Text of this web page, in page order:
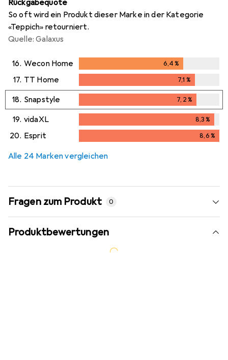
Rückgabequote
So oft wird ein Produkt dieser Marke in der Kategorie
«Teppich» retourniert.
Quelle: Galaxus
16. Wecon Home 6,4%
17. TT Home 7,1 %
18. Snapstyle 7,2%
7,2%
19. vidaXL 8,3%
8,3%
20. Esprit 8,6%
Alle 24 Marken vergleichen
Fragen zum Produkt 0
Produktbewertungen